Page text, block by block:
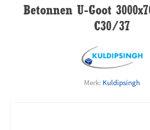
Betonnen U-Goot
C30/37
Merk: Kuldipsingh